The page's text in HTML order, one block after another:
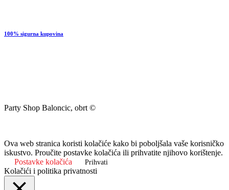
100% sigurna kupovina
Party Shop Baloncic, obrt ©
Ova web stranica koristi kolačiće kako bi poboljšala vaše korisničko
iskustvo. Proučite postavke kolačića ili prihvatite njihovo korištenje.
Postavke kolačića
Prihvati
Kolačići i politika privatnosti